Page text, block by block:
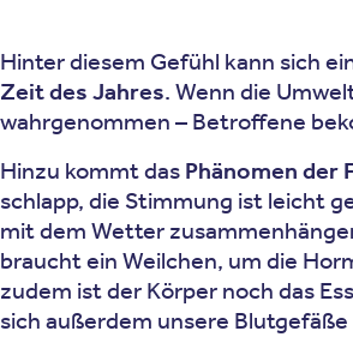
Hinter diesem Gefühl kann sich
Zeit des Jahres. Wenn die
wahrgenommen – Betroffene
Hinzu kommt das Phänomen der
schlapp, die Stimmung ist leicht
mit dem Wetter
braucht ein Weilchen, um die
zudem ist der Körper noch das
sich außerdem unsere